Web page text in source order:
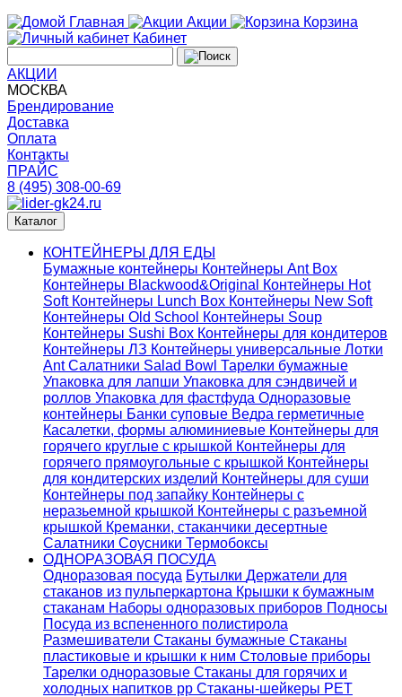
Главная
Акции
Корзина
Кабинет
АКЦИИ
МОСКВА
Брендирование
Доставка
Оплата
Контакты
ПРАЙС
8 (495) 308-00-69
Каталог
КОНТЕЙНЕРЫ ДЛЯ ЕДЫ
Бумажные контейнеры Контейнеры Ant Box
Контейнеры Blackwood&Original
Контейнеры Hot
Soft Контейнеры Lunch Box Контейнеры New Soft
Контейнеры Old School Контейнеры Soup
Контейнеры Sushi Box Контейнеры для кондитеров
Контейнеры ЛЗ Контейнеры универсальные Лотки
AntСалатники Salad Bowl Тарелки бумажные
Упаковка для лапши Упаковка для сэндвичей и
роллов Упаковка для фастфуда Одноразовые
контейнеры Банки суповые Ведра герметичные
Касалетки, формы алюминиевые Контейнеры для
горячего круглые с крышкой Контейнеры для
горячего прямоугольные с крышкой Контейнеры
для кондитерских изделий Контейнеры для суши
Контейнеры под запайку Контейнеры с
неразьемной крышкой Контейнеры с разъемной
крышкой Креманки, стаканчики десертные
Салатники Соусники Термобоксы
ОДНОРАЗОВАЯ ПОСУДА
Одноразовая посуда Бутылки Держатели для
стаканов из пульперкартона Крышки к бумажным
стаканам Наборы одноразовых приборов Подносы
Посуда из вспененного полистирола
Размешиватели Стаканы бумажные Стаканы
пластиковые и крышки к ним Столовые приборы
Тарелки одноразовые Стаканы для горячих и
холодных напитков pp Стаканы-шейкеры PET